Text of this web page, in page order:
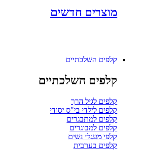
מוצרים חדשים
קלפים השלכתיים
קלפים השלכתיים
קלפים לגיל הרך
קלפים לילדי בי"ס יסודי
קלפים למתבגרים
קלפים למבוגרים
קלפי מעגלי נשים
קלפים בערבית